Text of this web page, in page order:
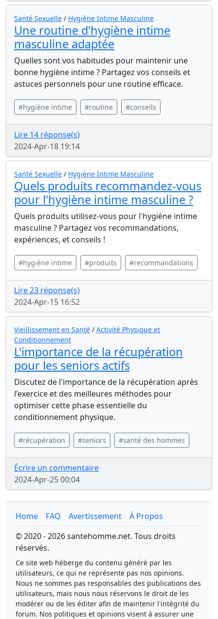
Santé Sexuelle / Hygiène Intime Masculine
Une routine d'hygiène intime
masculine adaptée
Quelles sont vos habitudes pour maintenir une
bonne hygiène intime ? Partagez vos conseils et
astuces personnels pour une routine efficace.
#hygiène intime #routine #conseils
Lire 14 réponse(s)
2024-Apr-18 19:14
Santé Sexuelle / Hygiène Intime Masculine
Quels produits recommandez-vous
pour l'hygiène intime masculine ?
Quels produits utilisez-vous pour l'hygiène intime
masculine ? Partagez vos recommandations,
expériences, et conseils !
#hygiène intime #produits #recommandations
Lire 23 réponse(s)
2024-Apr-15 16:52
Vieillissement en Santé / Activité Physique et
Conditionnement
L'importance de la récupération
pour les seniors actifs
Discutez de l'importance de la récupération après
l'exercice et des meilleures méthodes pour
optimiser cette phase essentielle du
conditionnement physique.
#récupération #seniors #santé des hommes
Écrire un commentaire
2024-Apr-25 00:04
Home FAQ Avertissement
À Propos
© 2020 - 2026 santehomme.net. Tous droits
réservés.
Ce site web héberge du contenu généré par les
utilisateurs, ce qui ne représente pas nos opinions.
Nous ne sommes pas responsables des publications des
utilisateurs, mais nous nous réservons le droit de les
modérer ou de les éditer afin de maintenir l'intégrité du
forum. Nos politiques et opinions visent à assurer une